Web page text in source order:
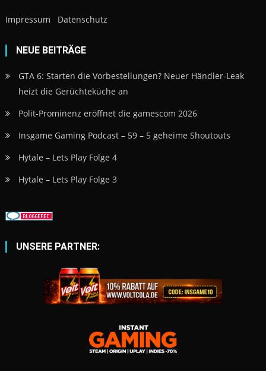
Impressum Datenschutz
NEUE BEITRÄGE
GTA 6: Starten die Vorbestellungen? Neuer Händler-Leak
heizt die Gerüchteküche an
Polit-Prominenz eröffnet die gamescom 2026
Insgame Gaming Podcast – 59 – 5 geheime Shoutouts
Hytale – Lets Play Folge 4
Hytale – Lets Play Folge 3
UNSERE PARTNER: